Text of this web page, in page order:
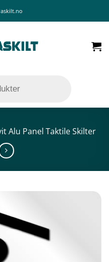
Alu Panel Taktile Skilter